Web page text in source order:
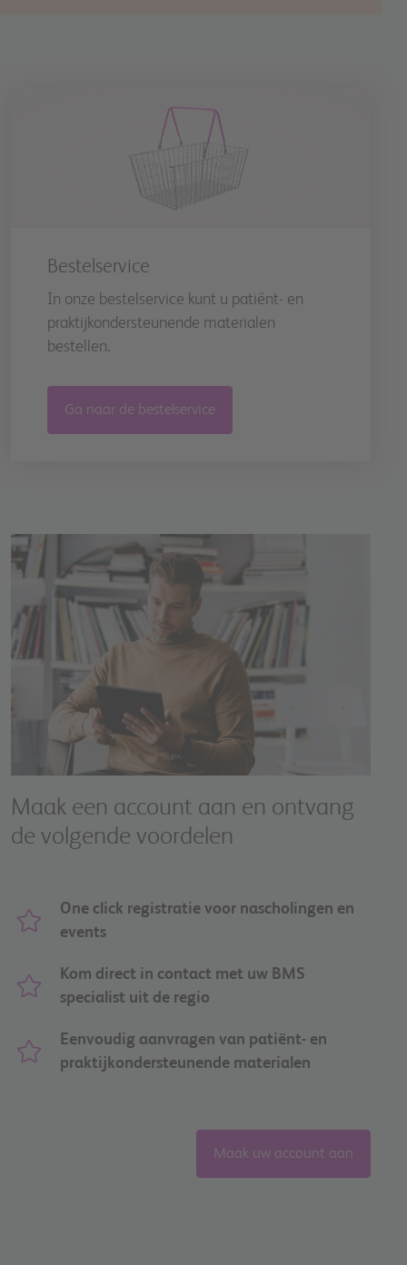
Bestelservice
In onze bestelservice kunt u patiënt- en
praktijkondersteunende materialen
bestellen.
Ga naar de bestelservice
Image
Maak een account aan en ontvang
de volgende voordelen
One click registratie voor nascholingen en
events
Kom direct in contact met uw BMS
specialist uit de regio
Eenvoudig aanvragen van patiënt- en
praktijkondersteunende materialen
Maak uw account aan